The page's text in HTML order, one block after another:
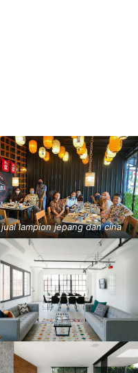
jual lampion jepang dan cina